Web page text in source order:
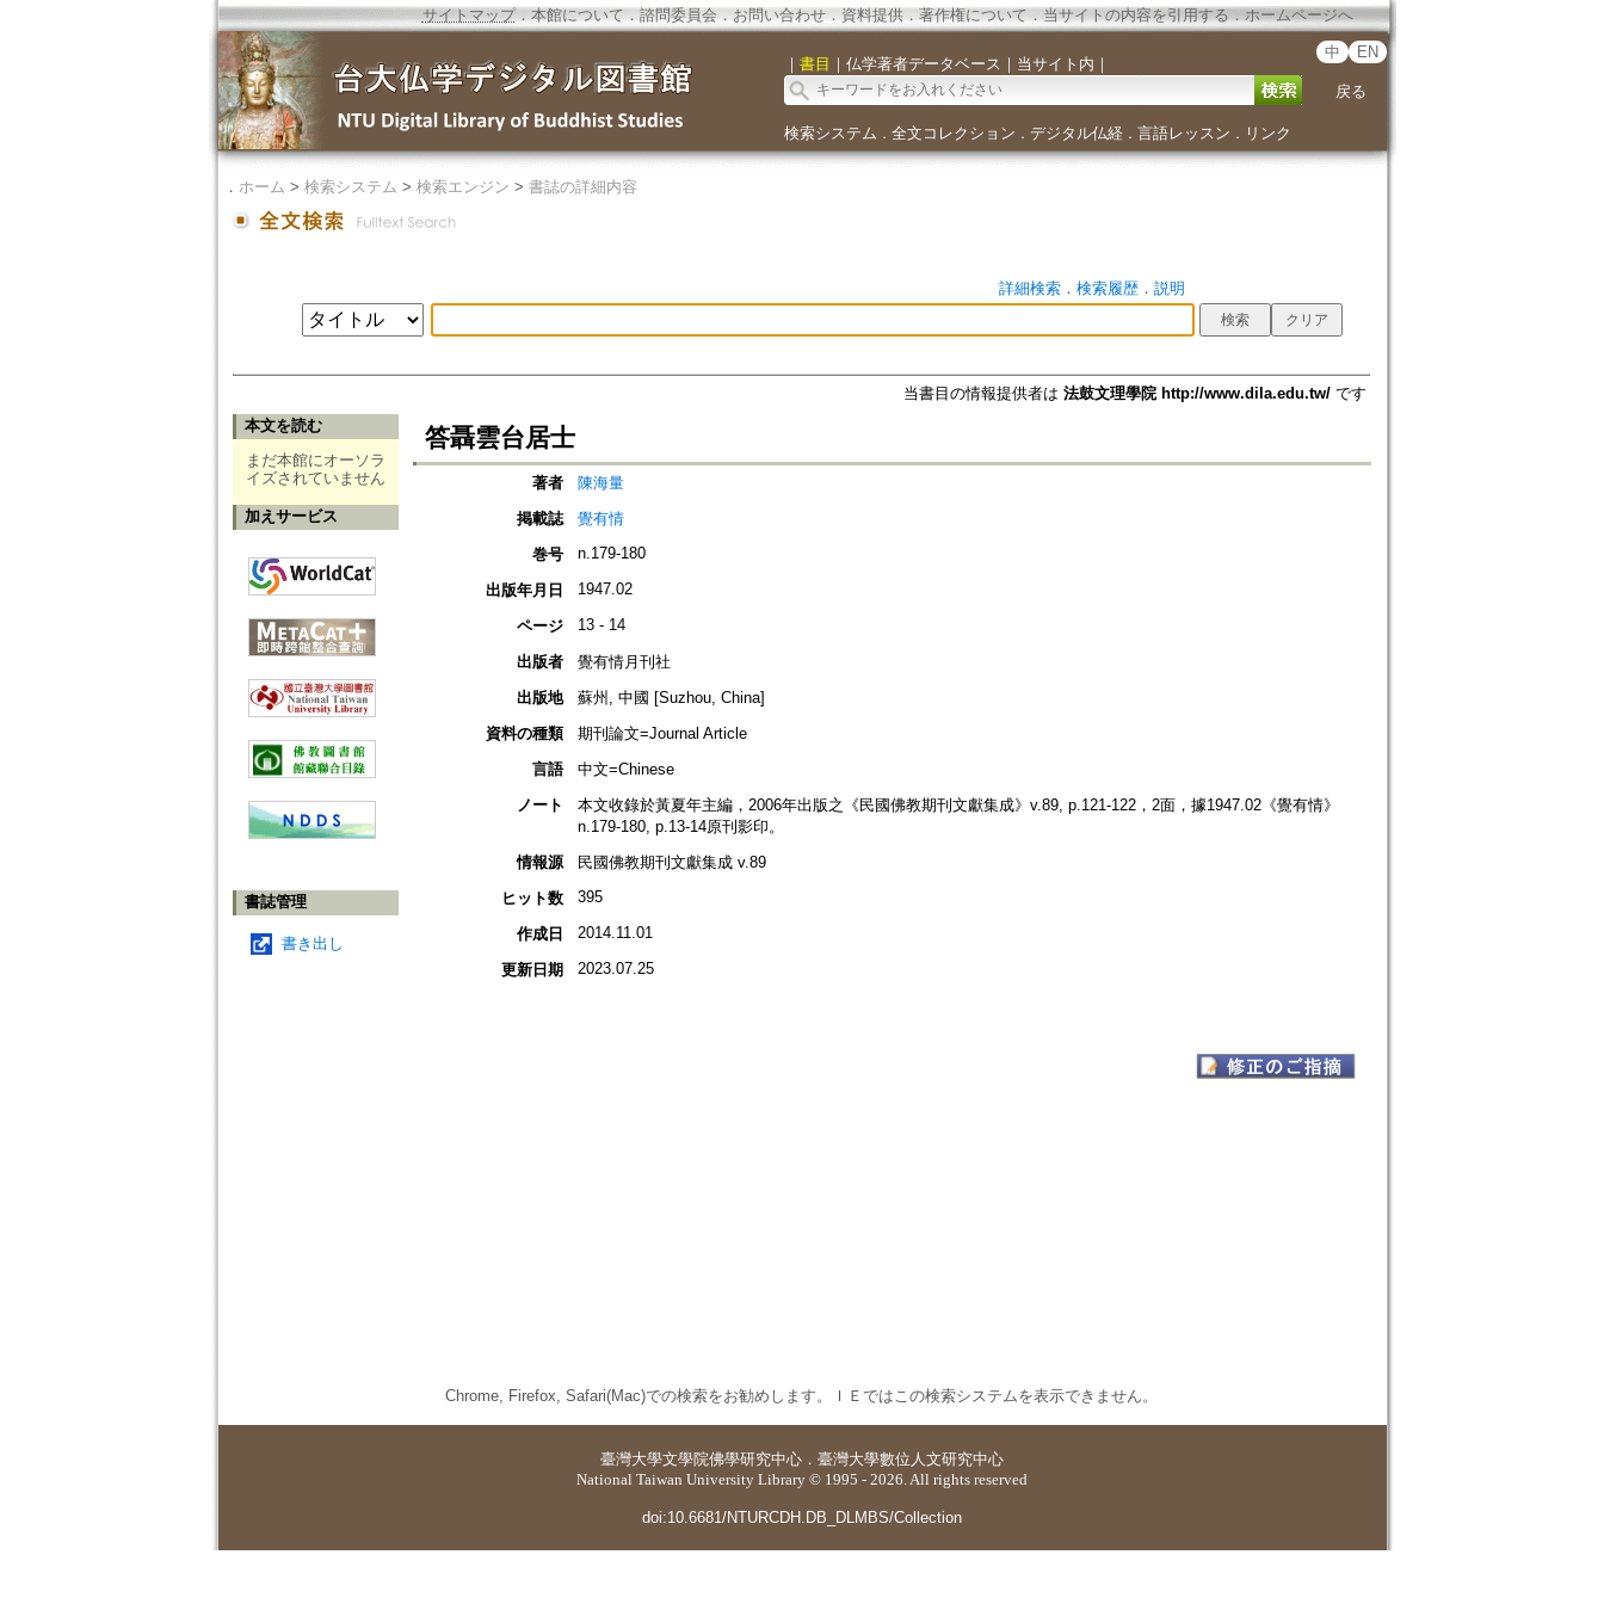
サイトマップ．本館について ． 諮問委員会． お問い合わせ． 資料提供． 著作権について．当サイトの内容を引用する ． ホームページへ
｜ 書目 ｜ 仏学著者データベース ｜ 当サイト内 ｜
中 EN
戻る
検索システム ． 全文コレクション ． デジタル仏経． 言語レッスン ． リンク
． ホーム > 検索システム > 検索エンジン > 書誌の詳細内容
詳細検索． 検索履歴． 説明
当書目の情報提供者は 法鼓文理學院 http://www.dila.edu.tw/です
本文を読む
まだ本館にオーソラ
イズされていません
加えサービス
書誌管理
書き出し
答聶雲台居士
著者
陳海量
掲載誌
覺有情
巻号
n.179-180
出版年月日 1947.02
ページ 13 - 14
出版者
覺有情月刊社
出版地
蘇州, 中國 [Suzhou, China]
資料の種類
期刊論文=Journal Article
言語
中文=Chinese
ノート
本文收錄於黃夏年主編，2006年出版之《民國佛教期刊文獻集成》v.89, p.121-122，2面，據1947.02《覺有情》
n.179-180, p.13-14原刊影印。
情報源
民國佛教期刊文獻集成 v.89
ヒット数
395
作成日 2014.11.01
更新日期 2023.07.25
Chrome, Firefox, Safari(Mac)での検索をお勧めします。ＩＥではこの検索システムを表示できません。
臺灣大學文學院佛學研究中心 ． 臺灣大學數位人文研究中心
National Taiwan University Library © 1995 - 2026. All rights reserved
doi:10.6681/NTURCDH.DB_DLMBS/Collection